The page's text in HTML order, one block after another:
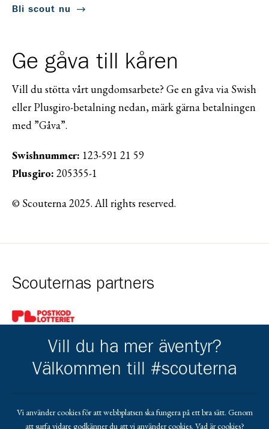
Bli scout nu
Ge gåva till kåren
Vill du stötta vårt ungdomsarbete? Ge en gåva via Swish
eller Plusgiro-betalning nedan, märk gärna betalningen
med ”Gåva”.
Swishnummer: 123-591 21 59
Plusgiro: 205355-1
© Scouterna 2025. All rights reserved.
Scouternas partners
Gå till pl_50
Kårens partners
Vill du ha mer äventyr?
Välkommen till #scouterna
Vi använder cookies för att webbplatsen ska fungera på ett bra sätt. Genom
att surfa vidare godkänner du att vi använder cookies. Vad är cookies?